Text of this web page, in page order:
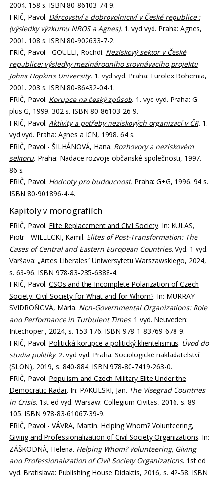
2004. 158 s. ISBN 80-86103-74-9.
FRIČ, Pavol. Dárcovství a dobrovolnictví v České republice :
(výsledky výzkumu NROS a Agnes). 1. vyd vyd. Praha: Agnes,
2001. 108 s. ISBN 80-902633-7-2.
FRIČ, Pavol - GOULLI, Rochdi. Neziskový sektor v České
republice: výsledky mezinárodního srovnávacího projektu
Johns Hopkins University. 1. vyd vyd. Praha: Eurolex Bohemia,
2001. 203 s. ISBN 80-86432-04-1.
FRIČ, Pavol. Korupce na český způsob. 1. vyd vyd. Praha: G
plus G, 1999. 302 s. ISBN 80-86103-26-9.
FRIČ, Pavol. Aktivity a potřeby neziskových organizací v ČR. 1.
vyd vyd. Praha: Agnes a ICN, 1998. 64 s.
FRIČ, Pavol - ŠILHÁNOVÁ, Hana. Rozhovory a neziskovém
sektoru. Praha: Nadace rozvoje občanské společnosti, 1997.
86 s.
FRIČ, Pavol. Hodnoty pro budoucnost. Praha: G+G, 1996. 94 s.
ISBN 80-901896-4-4.
Kapitoly v monografiích
FRIČ, Pavol. Elite Replacement and Civil Society. In: KULAS,
Piotr - WIELECKI, Kamil. Elites of Post-Transformation: The
Cases of Central and Eastern European Countries. Vyd. 1 vyd.
Varšava: „Artes Liberales” Uniwersytetu Warszawskiego, 2024,
s. 63-96. ISBN 978-83-235-6388-4.
FRIČ, Pavol. CSOs and the Incomplete Polarization of Czech
Society: Civil Society for What and for Whom?. In: MURRAY
SVIDROŇOVÁ, Mária. Non-Governmental Organizations: Role
and Performance in Turbulent Times. 1 vyd. Neuveden:
Intechopen, 2024, s. 153-176. ISBN 978-1-83769-678-9.
FRIČ, Pavol. Politická korupce a politický klientelismus. Úvod do
studia politiky. 2. vyd vyd. Praha: Sociologické nakladatelství
(SLON), 2019, s. 840-884. ISBN 978-80-7419-263-0.
FRIČ, Pavol. Populism and Czech Military Elite Under the
Democratic Radar. In: PAKULSKI, Jan. The Visegrad Countries
in Crisis. 1st ed vyd. Warsaw: Collegium Civitas, 2016, s. 89-
105. ISBN 978-83-61067-39-9.
FRIČ, Pavol - VÁVRA, Martin. Helping Whom? Volunteering,
Giving and Professionalization of Civil Society Organizations. In:
ZÁŠKODNÁ, Helena. Helping Whom? Volunteering, Giving
and Professionalization of Civil Society Organizations. 1st ed
vyd. Bratislava: Publishing House Didaktis, 2016, s. 42-58. ISBN